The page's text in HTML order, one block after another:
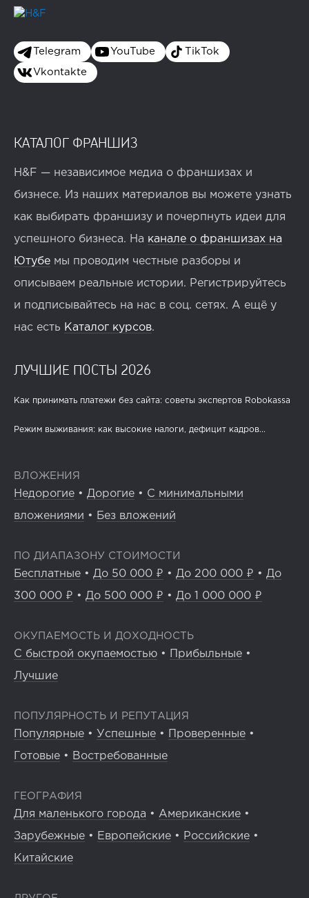
Telegram YouTube TikTok
Vkontakte
КАТАЛОГ ФРАНШИЗ
H&F — независимое медиа о франшизах и
бизнесе. Из наших материалов вы можете узнать
как выбирать франшизу и почерпнуть идеи для
успешного бизнеса. На канале о франшизах на
Ютубе мы проводим честные разборы и
описываем реальные истории. Регистрируйтесь
и подписывайтесь на нас в соц. сетях. А ещё у
нас есть Каталог курсов.
ЛУЧШИЕ ПОСТЫ 2026
Как принимать платежи без сайта: советы экспертов Robokassa
Режим выживания: как высокие налоги, дефицит кадров...
ВЛОЖЕНИЯ
Недорогие • Дорогие • С минимальными
вложениями • Без вложений
ПО ДИАПАЗОНУ СТОИМОСТИ
Бесплатные • До 50 000 ₽ • До 200 000 ₽ • До
300 000 ₽ • До 500 000 ₽ • До 1 000 000 ₽
ОКУПАЕМОСТЬ И ДОХОДНОСТЬ
С быстрой окупаемостью • Прибыльные •
Лучшие
ПОПУЛЯРНОСТЬ И РЕПУТАЦИЯ
Популярные • Успешные • Проверенные •
Готовые • Востребованные
ГЕОГРАФИЯ
Для маленького города • Американские •
Зарубежные • Европейские • Российские •
Китайские